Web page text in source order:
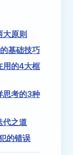
原则
基础技巧
用的4大框
思考的3种
代之道
的错误